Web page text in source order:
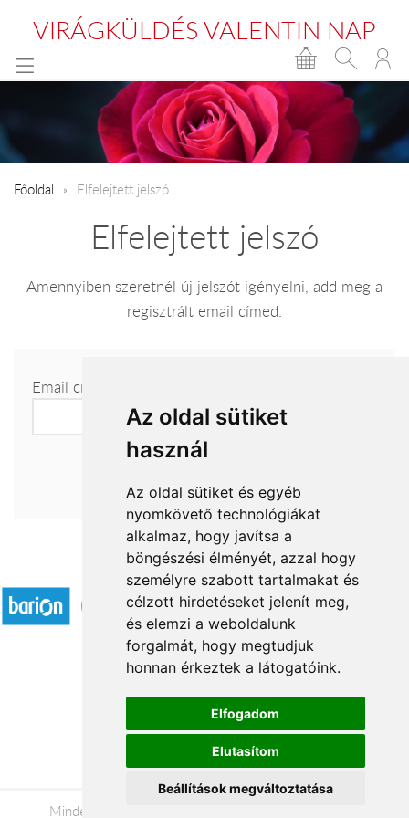
Az oldal sütiket
használ
Az oldal sütiket és egyéb
nyomkövető technológiákat
alkalmaz, hogy javítsa a
böngészési élményét, azzal hogy
személyre szabott tartalmakat és
célzott hirdetéseket jelenít meg,
és elemzi a weboldalunk
forgalmát, hogy megtudjuk
honnan érkeztek a látogatóink.
Elfogadom
Elutasítom
Beállítások megváltoztatása
VIRÁGKÜLDÉS VALENTIN NAP
Főoldal Elfelejtett jelszó
Elfelejtett jelszó
Amennyiben szeretnél új jelszót igényelni, add meg a
regisztrált email címed.
Email cím
Elfogadott fizetési módok
Á.SZ.F.
Impresszum
Adatkezelési tájékoztató
Minden jog fenntartva © 2026 |